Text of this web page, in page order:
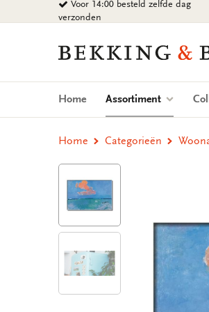
naar
Voor 14:00 besteld zelfde dag
verzonden
Bekking
Blitz
Uitgevers
Home Assortiment (current)
Home Categorieën